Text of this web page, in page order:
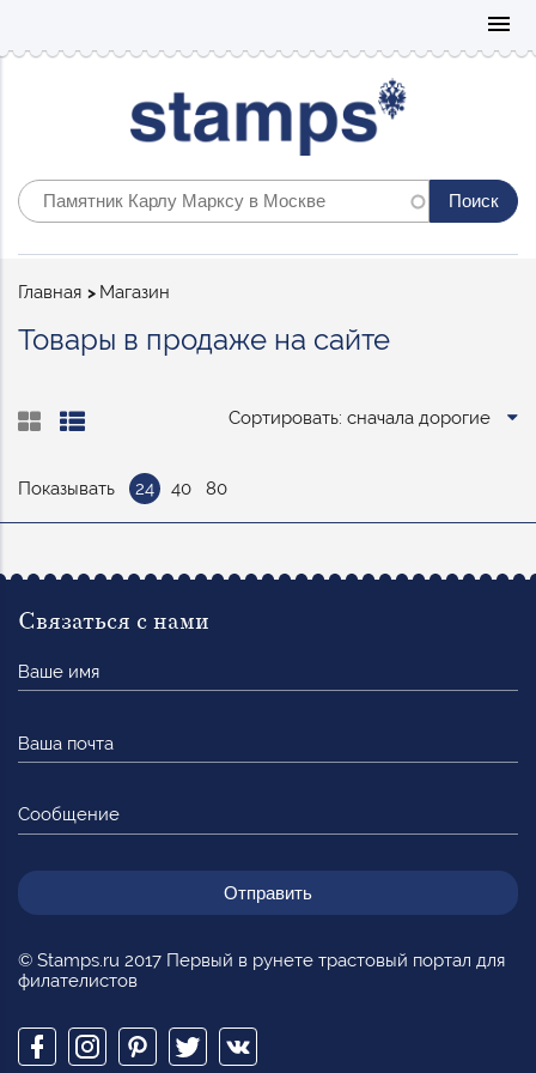
menu
Строка
Главная Магазин
Товары в продаже на сайте
Сортировать: сначала дорогие
Показывать 24 40 80
© Stamps.ru 2017 Первый в рунете трастовый портал для
филателистов
Связаться с нами
имя
почта
Сообщение